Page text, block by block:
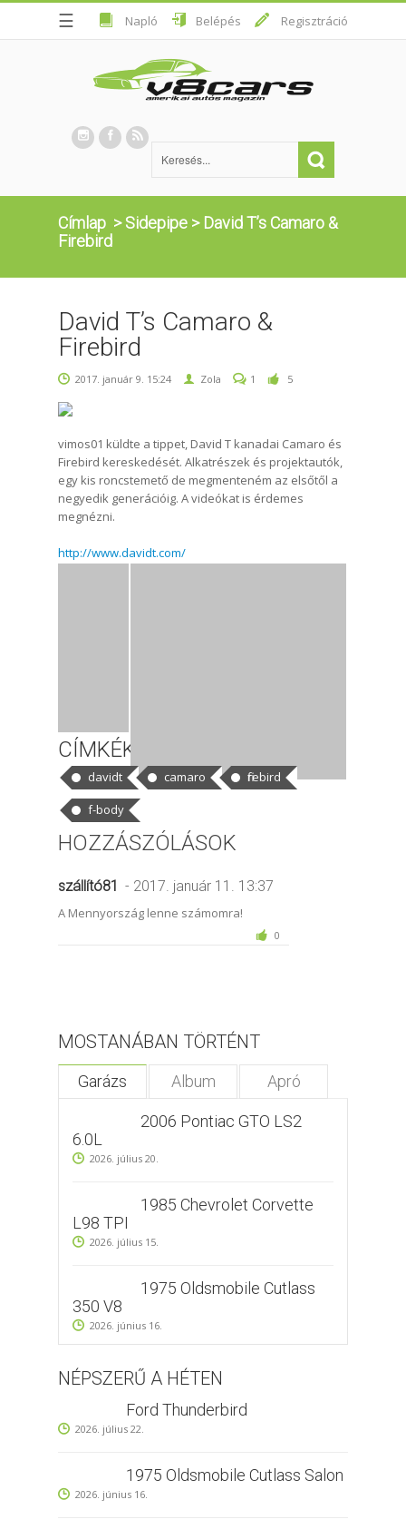
☰ Napló Belépés Regisztráció
Címlap >Sidepipe > David T’s Camaro &
Firebird
David T’s Camaro &
Firebird
2017. január 9. 15:24 Zola 1 5
vimos01 küldte a tippet, David T kanadai Camaro és
Firebird kereskedését. Alkatrészek és projektautók,
egy kis roncstemető de megmenteném az elsőtől a
negyedik generációig. A videókat is érdemes
megnézni.
http://www.davidt.com/
CÍMKÉK
davidt camaro
firebird
f-body
HOZZÁSZÓLÁSOK
szállító81 - 2017. január 11. 13:37
A Mennyország lenne számomra!
0
MOSTANÁBAN TÖRTÉNT
Garázs Album Apró
2006 Pontiac GTO LS2
6.0L
2026. július 20.
1985 Chevrolet Corvette
L98 TPI
2026. július 15.
1975 Oldsmobile Cutlass
350 V8
2026. június 16.
NÉPSZERŰ A HÉTEN
Ford Thunderbird
2026. július 22.
1975 Oldsmobile Cutlass Salon
2026. június 16.